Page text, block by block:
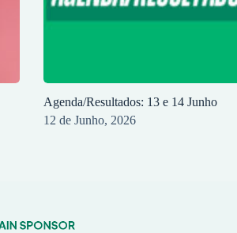
Agenda/Resultados: 13 e 14 Junho
12 de Junho, 2026